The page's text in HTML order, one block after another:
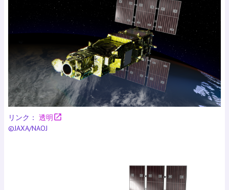
リンク： 透明 open_in_new
©JAXA/NAOJ